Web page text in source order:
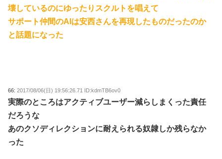
壊しているのにゆったりスクルトを唱えて
サポート仲間のAIは安西さんを再現したものだったのか
と話題になった
66:2017/08/06(日) 19:56:26.71 ID:kdmTB6ov0
実際のところはアクティブユーザー減らしまくった責任
だろうな
あのクソディレクションに耐えられる奴隷しか残らなか
った